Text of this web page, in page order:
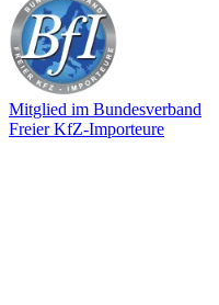
Mitglied im Bundesverband
Freier KfZ-Importeure